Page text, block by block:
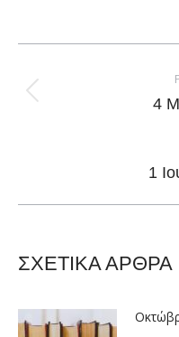
navigation
4
1
ΣΧΕΤΙΚΑ ΑΡΘΡΑ